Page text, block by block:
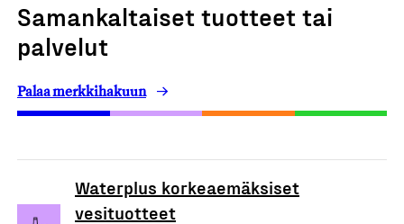
Samankaltaiset tuotteet tai
palvelut
Palaa merkkihakuun
Waterplus korkeaemäksiset
vesituotteet